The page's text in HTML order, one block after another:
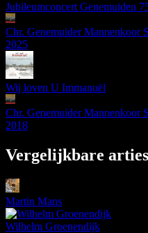
Jubileumconcert Genemuiden
Chr. Genemuider Mannenkoor
2025
Wij loven U Immanuël
Chr. Genemuider Mannenkoor
2018
Vergelijkbare
Martin Mans
Wilhelm Groenendijk